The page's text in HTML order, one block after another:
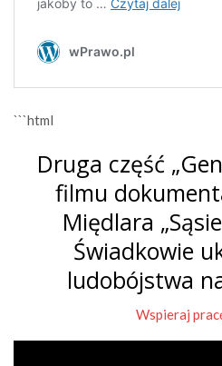
```html
Druga część
filmu
Międlara
Świadkowie
ludobójstwa
Wspieraj